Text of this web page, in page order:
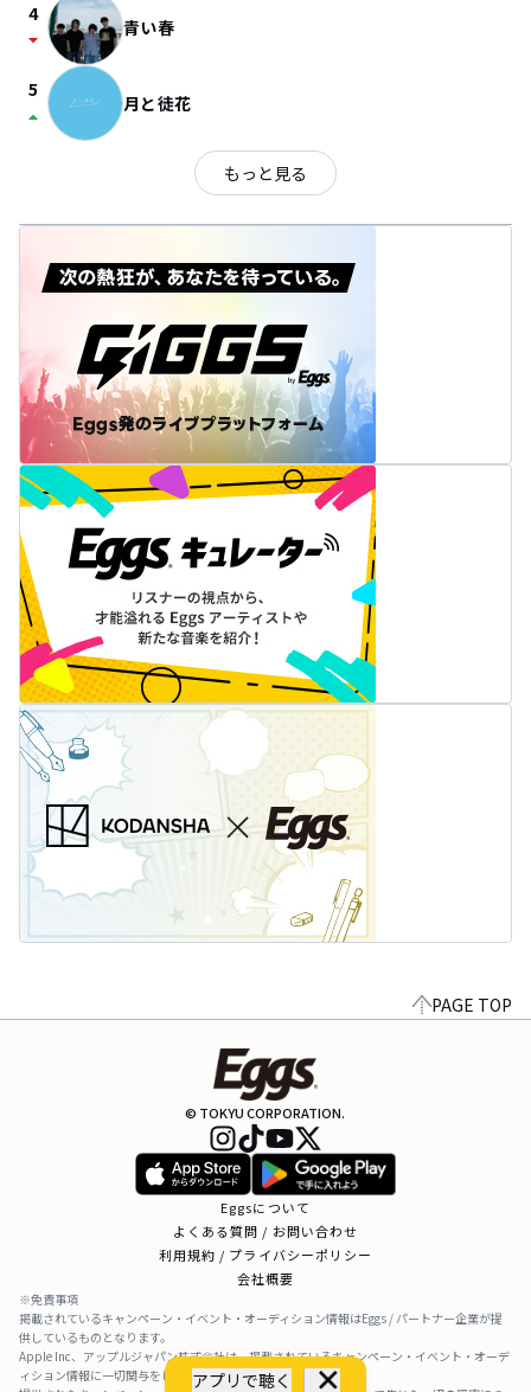
アプリで聴く
4
arrow_drop_down 青い春
5
arrow_drop_up 月と徒花
もっと見る
PAGE TOP
© TOKYU CORPORATION.
Eggsについて
よくある質問 / お問い合わせ
利用規約 / プライバシーポリシー
会社概要
※免責事項
掲載されているキャンペーン・イベント・オーディション情報はEggs / パートナー企業が提
供しているものとなります。
Apple Inc、アップルジャパン株式会社は、掲載されているキャンペーン・イベント・オーデ
ィション情報に一切関与をしておりません。